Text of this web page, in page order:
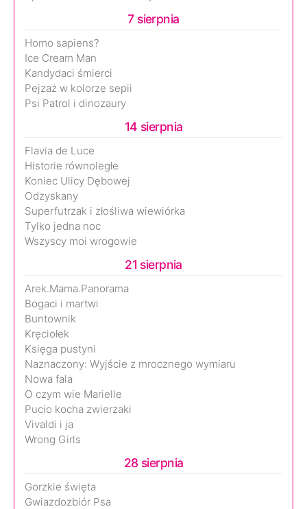
7 sierpnia
Homo sapiens?
Ice Cream Man
Kandydaci śmierci
Pejzaż w kolorze sepii
Psi Patrol i dinozaury
14 sierpnia
Flavia de Luce
Historie równoległe
Koniec Ulicy Dębowej
Odzyskany
Superfutrzak i złośliwa wiewiórka
Tylko jedna noc
Wszyscy moi wrogowie
21 sierpnia
Arek.Mama.Panorama
Bogaci i martwi
Buntownik
Kręciołek
Księga pustyni
Naznaczony: Wyjście z mrocznego wymiaru
Nowa fala
O czym wie Marielle
Pucio kocha zwierzaki
Vivaldi i ja
Wrong Girls
28 sierpnia
Gorzkie święta
Gwiazdozbiór Psa